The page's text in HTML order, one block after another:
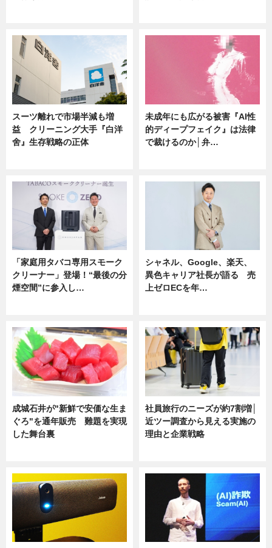
スーツ離れで市場半減も増
益 クリーニング大手『白洋
舍』生存戦略の正体
未成年にも広がる被害『AI性
的ディープフェイク』は法律
で裁けるのか│弁…
「家庭用タバコ専用スモーク
クリーナー」登場！“最後の分
煙空間”に参入し…
シャネル、Google、楽天、
異色キャリア社長が語る 売
上ゼロECを年…
成城石井が"新鮮で安価な生ま
ぐろ"を通年販売 難題を実現
した舞台裏
社員旅行のニーズが約7割増│
近ツー調査から見える実施の
理由と企業戦略